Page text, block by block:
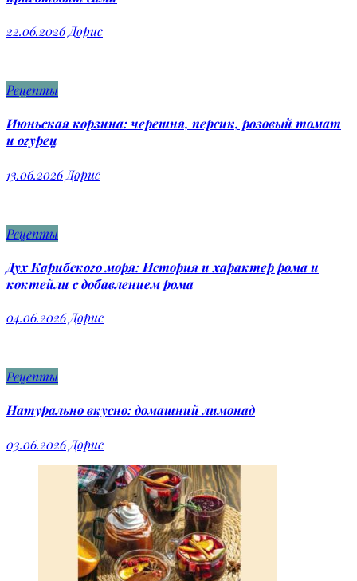
22.06.2026 Дорис
Рецепты
Июньская корзина: черешня, персик, розовый томат
и огурец
13.06.2026 Дорис
Рецепты
Дух Карибского моря: История и характер рома и
коктейли с добавлением рома
04.06.2026 Дорис
Рецепты
Натурально вкусно: домашний лимонад
03.06.2026 Дорис